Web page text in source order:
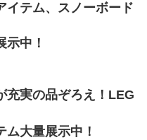
イテム、スノーボード
示中！
充実の品ぞろえ！LEG
大量展示中！